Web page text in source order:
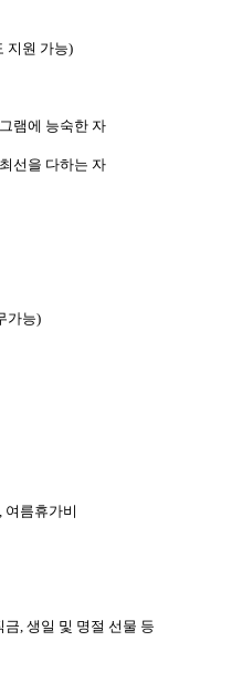
지원 가능)
램에 능숙한 자
선을 다하는 자
가능)
여름휴가비
, 생일 및 명절 선물 등